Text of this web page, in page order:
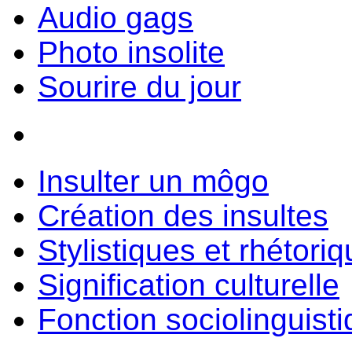
Audio gags
Photo insolite
Sourire du jour
Insulter un môgo
Création des insultes
Stylistiques et
Signification culturelle
Fonction